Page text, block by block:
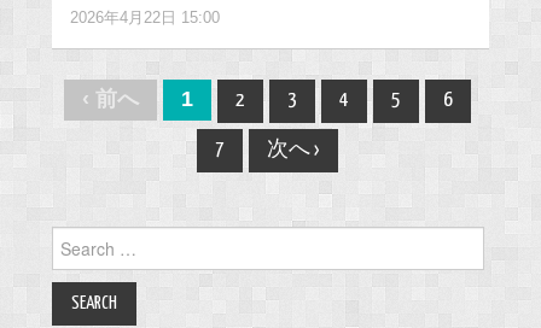
2026年4月22日 15:00
Post
navigation
‹ 前へ 1 2 3 4 5 6
7 次へ ›
for: